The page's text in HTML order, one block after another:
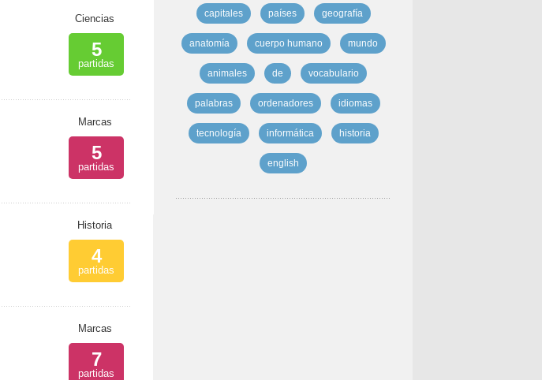
Ciencias
5
partidas
Marcas
5
partidas
Historia
4
partidas
Marcas
7
partidas
capitales países geografía
anatomía cuerpo humano mundo
animales de vocabulario
palabras ordenadores idiomas
tecnología informática historia
english